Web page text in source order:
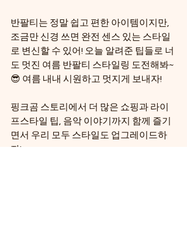
반팔티는 정말 쉽고 편한 아이템이지만,
조금만 신경 쓰면 완전 센스 있는 스타일
로 변신할 수 있어! 오늘 알려준 팁들로 너
도 멋진 여름 반팔티 스타일링 도전해봐~
😎 여름 내내 시원하고 멋지게 보내자!
핑크곰 스토리에서 더 많은 쇼핑과 라이
프스타일 팁, 음악 이야기까지 함께 즐기
면서 우리 모두 스타일도 업그레이드하
자!